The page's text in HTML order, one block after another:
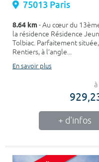
75013 Paris
8.64 km- Au cœur du
la résidence Résidence
Tolbiac. Parfaitement
Rentiers, à l’angle...
En savoir plus
+ d'infos